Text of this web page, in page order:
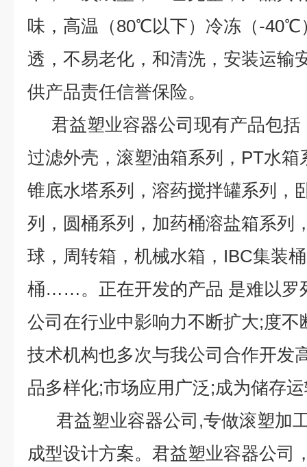
味，高温（80℃以下）冷冻（-40℃
透，不易老化，和清洗，安装运输
供产品责任信誉保险。
君益塑业容器公司现有产品包括
过滤外壳，滚塑油箱系列，PT水
锥底水塔系列，溶药搅拌罐系列，
列，圆桶系列，加药桶溶盐箱系列
球，周转箱，机械水箱，IBC集装
桶……。正在开发的产品 是难以
公司在行业中影响力不断扩大;度
技术机构也多次与我公司合作开发
品多样化;市场应用广泛;成为储存
君益塑业容器公司,专做滚塑加
成型设计方案。君益塑业容器公司